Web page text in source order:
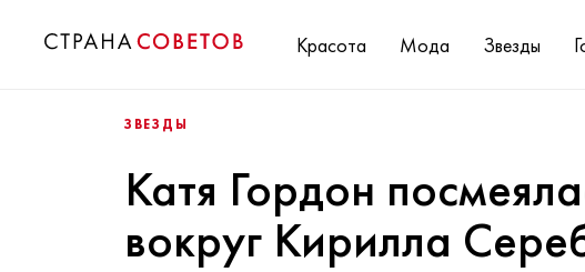
Красота Мода Звезды
ЗВЕЗДЫ
Катя Гордон
вокруг Кирилла